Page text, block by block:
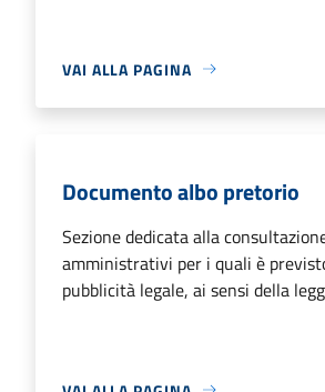
VAI ALLA PAGINA
Documento albo pretorio
Sezione dedicata alla
amministrativi per i quali è
pubblicità legale, ai sensi della